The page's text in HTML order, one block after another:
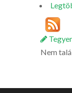
Nem